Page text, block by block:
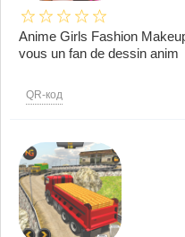
Anime Girls Fashion
vous un fan de dessin anim
QR-код